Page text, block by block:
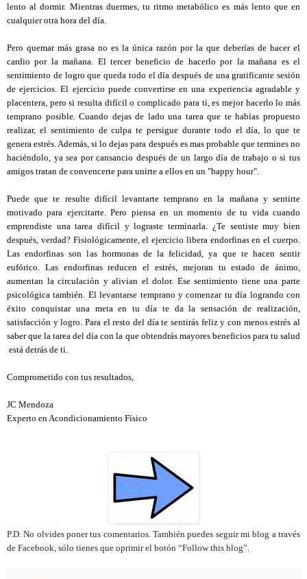
lento al dormir. Mientras duermes, tu ritmo metabólico es más lento que en
cualquier otra hora del día.
Pero quemar más grasa no es la única razón por la que deberías de hacer el
cardio por la mañana. El tercer beneficio de hacerlo por la mañana es el
sentimiento de logro que queda todo el día después de una gratificante sesión
de ejercicios. El ejercicio puede convertirse en una experiencia agradable y
placentera, pero si resulta difícil o complicado para ti, es mejor hacerlo lo más
temprano posible. Cuando dejas de lado una tarea que te habías propuesto
realizar, el sentimiento de culpa te persigue durante todo el día, lo que te
genera estrés. Además, si lo dejas para después es mas probable que termines no
haciéndolo, ya sea por cansancio después de un largo día de trabajo o si tus
amigos tratan de convencerte para unirte a ellos en un "happy hour".
Puede que te resulte difícil levantarte temprano en la mañana y sentirte
motivado para ejercitarte. Pero piensa en un momento de tu vida cuando
emprendiste una tarea difícil y lograste terminarla. ¿Te sentiste muy bien
después, verdad? Fisiológicamente, el ejercicio libera endorfinas en el cuerpo.
Las endorfinas son las hormonas de la felicidad, ya que te hacen sentir
eufórico. Las endorfinas reducen el estrés, mejoran tu estado de ánimo,
aumentan la circulación y alivian el dolor. Ese sentimiento tiene una parte
psicológica también. El levantarse temprano y comenzar tu día logrando con
éxito conquistar una meta en tu día te da la sensación de realización,
satisfacción y logro. Para el resto del día te sentirás feliz y con menos estrés al
saber que la tarea del día con la que obtendrás mayores beneficios para tu salud
está detrás de ti.
Comprometido con tus resultados,
JC Mendoza
Experto en Acondicionamiento Físico
P.D. No olvides poner tus comentarios. También puedes seguir mi blog a través
de Facebook, sólo tienes que oprimir el botón “Follow this blog”.